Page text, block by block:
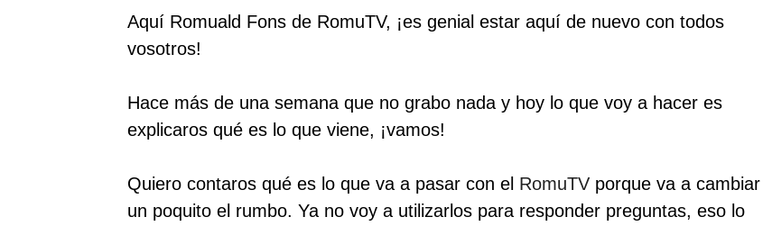
Aquí Romuald Fons de RomuTV, ¡es genial estar aquí de nuevo con todos
vosotros!
Hace más de una semana que no grabo nada y hoy lo que voy a hacer es
explicaros qué es lo que viene, ¡vamos!
Quiero contaros qué es lo que va a pasar con el RomuTVporque va a cambiar
un poquito el rumbo. Ya no voy a utilizarlos para responder preguntas, eso lo